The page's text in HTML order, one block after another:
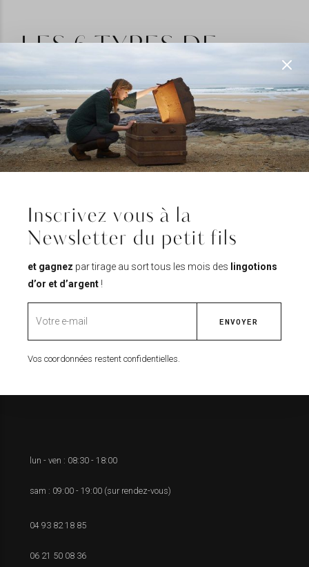
LES 6 TYPES DE
RÉPARATIONS
POSSIBLES EN
BIJOUTERIE
ARTISANALE
lun - ven : 08:30 - 18:00
sam : 09:00 - 19:00 (sur rendez-vous)
04 93 82 18 85
06 21 50 08 36
Inscrivez vous à la
Newsletter du petit fils
et gagnez par tirage au sort tous les mois des lingotions
d’or et d’argent !
Vos coordonnées restent confidentielles.